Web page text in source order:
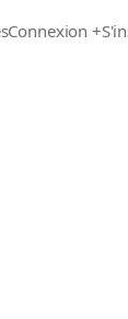
Connexion +